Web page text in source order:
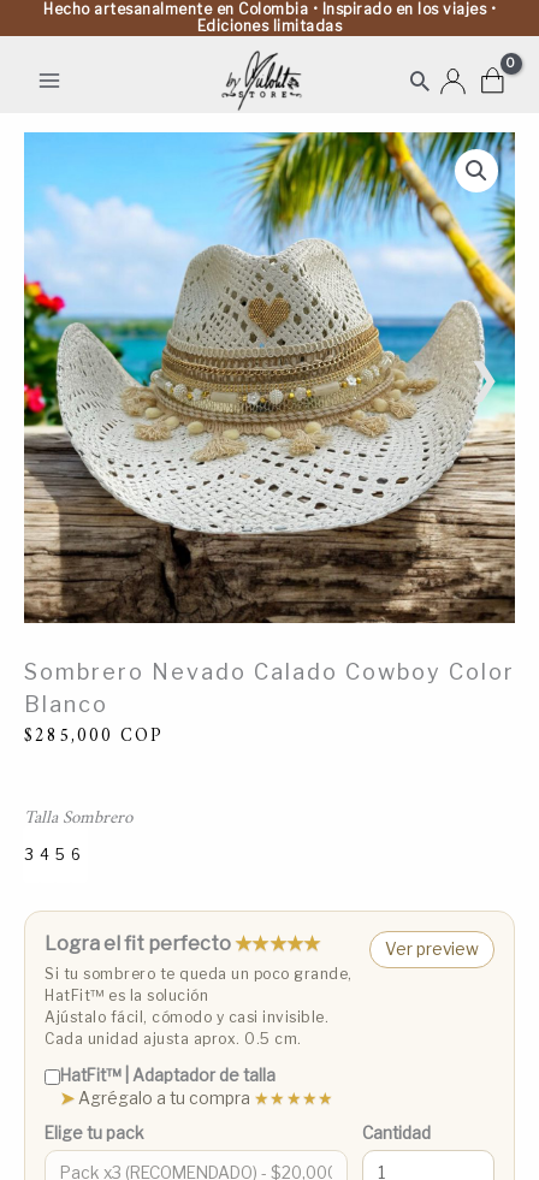
Hecho artesanalmente en Colombia • Inspirado en los viajes •
Ediciones limitadas
Buscar
❯
Sombrero Nevado Calado Cowboy Color
Blanco
$285,000 COP
Talla Sombrero
3 4 5 6
Logra el fit perfecto★★★★★
Si tu sombrero te queda un poco grande,
HatFit™️ es la solución
Ajústalo fácil, cómodo y casi invisible.
Cada unidad ajusta aprox. 0.5 cm.
Ver preview
HatFit™️ | Adaptador de talla
➤Agrégalo a tu compra ★★★★★
Elige tu pack
Cantidad
Cowboy
Color
Blanco